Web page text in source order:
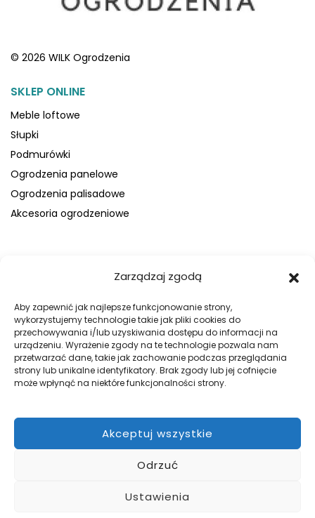
Zarządzaj zgodą
Aby zapewnić jak najlepsze funkcjonowanie strony,
wykorzystujemy technologie takie jak pliki cookies do
przechowywania i/lub uzyskiwania dostępu do informacji na
urządzeniu. Wyrażenie zgody na te technologie pozwala nam
przetwarzać dane, takie jak zachowanie podczas przeglądania
strony lub unikalne identyfikatory. Brak zgody lub jej cofnięcie
może wpłynąć na niektóre funkcjonalności strony.
Akceptuj wszystkie
Odrzuć
Ustawienia
© 2026 WILK Ogrodzenia
SKLEP ONLINE
Meble loftowe
Słupki
Podmurówki
Ogrodzenia panelowe
Ogrodzenia palisadowe
Akcesoria ogrodzeniowe
Blog
Kontakt
Galeria
Regulamin
Polityka prywatności
DOBRE OGRODZENIA
Zabezpiecz swój teren z firmą WILK Ogrodzenia Paulina Wilk.
Pomożemy przy projekcie, a później go zrealizujemy.